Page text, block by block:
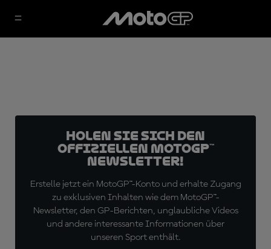
Holen Sie sich den
offiziellen MotoGP™
Newsletter!
Erstelle jetzt ein MotoGP™-Konto und erhalte Zugang
zu exklusiven Inhalten wie dem MotoGP™-
Newsletter, den GP-Berichten, unglaubliche Videos
und andere interessante Informationen über
unseren Sport enthält.